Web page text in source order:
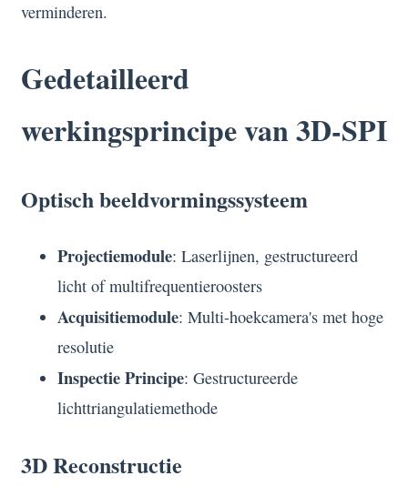
verminderen.
Gedetailleerd
werkingsprincipe van 3D-SPI
Optisch beeldvormingssysteem
Projectiemodule: Laserlijnen, gestructureerd
licht of multifrequentieroosters
Acquisitiemodule: Multi-hoekcamera's met hoge
resolutie
Inspectie Principe: Gestructureerde
lichttriangulatiemethode
3D Reconstructie